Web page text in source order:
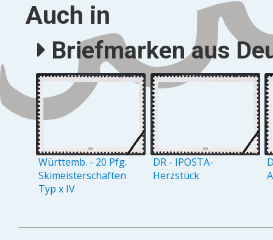
Auch in
Briefmarken aus
Württemb. - 20 Pfg.
Skimeisterschaften
Typ x IV
DR - IPOSTA-
Herzstück